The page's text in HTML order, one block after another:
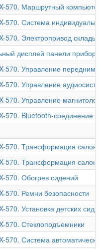
570. Маршрутный компьютер
570. Система
Электропривод
дисплей панели приборов
570. Управление передним
570. Управление
570. Управление
570. Bluetooth-соединение
570. Трансформация салона
570. Трансформация салона
570. Обогрев сидений
570. Ремни безопасности
Установка детских
570. Стеклоподъемники
570. Система